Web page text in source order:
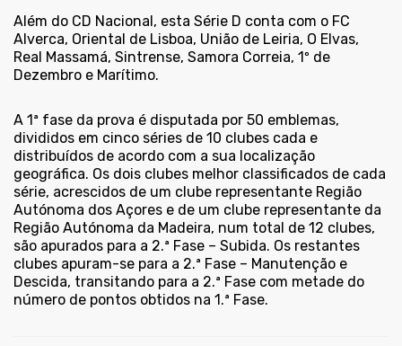
Além do CD Nacional, esta Série D conta com o FC
Alverca, Oriental de Lisboa, União de Leiria, O Elvas,
Real Massamá, Sintrense, Samora Correia, 1º de
Dezembro e Marítimo.
A 1ª fase da prova é disputada por 50 emblemas,
divididos em cinco séries de 10 clubes cada e
distribuídos de acordo com a sua localização
geográfica. Os dois clubes melhor classificados de cada
série, acrescidos de um clube representante Região
Autónoma dos Açores e de um clube representante da
Região Autónoma da Madeira, num total de 12 clubes,
são apurados para a 2.ª Fase – Subida. Os restantes
clubes apuram-se para a 2.ª Fase – Manutenção e
Descida, transitando para a 2.ª Fase com metade do
número de pontos obtidos na 1.ª Fase.